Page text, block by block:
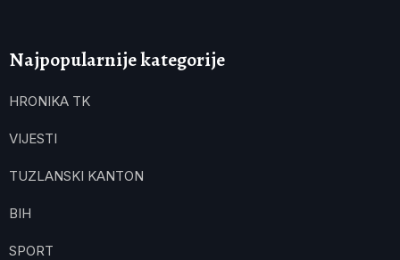
Najpopularnije kategorije
HRONIKA TK
VIJESTI
TUZLANSKI KANTON
BIH
SPORT